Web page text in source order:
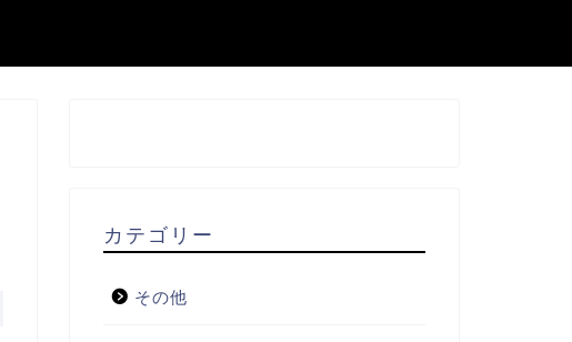
カテゴリー
その他